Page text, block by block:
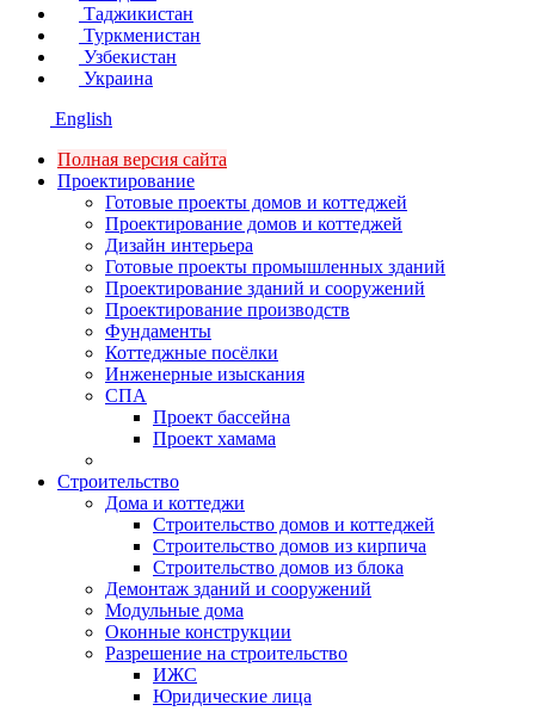
Таджикистан
Туркменистан
Узбекистан
Украина
English
Полная версия сайта
Проектирование
Готовые проекты домов и коттеджей
Проектирование домов и коттеджей
Дизайн интерьера
Готовые проекты промышленных зданий
Проектирование зданий и сооружений
Проектирование производств
Фундаменты
Коттеджные посёлки
Инженерные изыскания
СПА
Проект бассейна
Проект хамама
Строительство
Дома и коттеджи
Строительство домов и коттеджей
Строительство домов из кирпича
Строительство домов из блока
Демонтаж зданий и сооружений
Модульные дома
Оконные конструкции
Разрешение на строительство
ИЖС
Юридические лица